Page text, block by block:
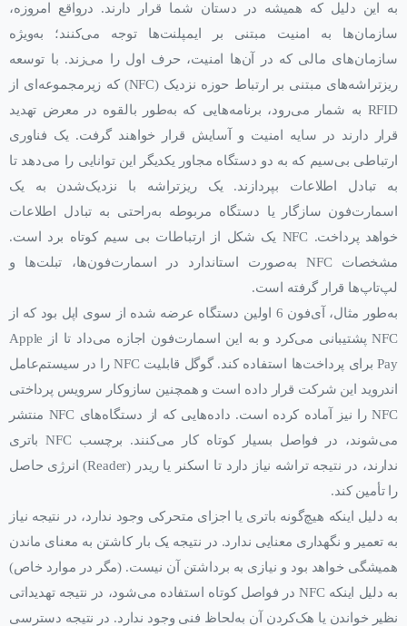
به این‌ دلیل که همیشه در دستان شما قرار دارند. درواقع امروزه،
سازمان‌ها به امنیت مبتنی بر ایمپلنت‌ها توجه می‌کنند؛ به‌ویژه
سازمان‌های مالی که در آن‌ها امنیت، حرف اول را می‌زند. با توسعه
ریزتراشه‌های مبتنی بر ارتباط حوزه نزدیک (NFC) که زیرمجموعه‌ای از
RFID به شمار می‌رود، برنامه‌هایی که به‌طور بالقوه در معرض تهدید
قرار دارند در سایه امنیت و آسایش قرار خواهند گرفت. یک فناوری
ارتباطی ‌بی‌سیم که به دو دستگاه مجاور یکدیگر این توانایی را می‌دهد تا
به تبادل اطلاعات بپردازند. یک ریزتراشه با نزدیک‌شدن به یک
اسمارت‌فون سازگار یا دستگاه مربوطه به‌راحتی به تبادل اطلاعات
خواهد پرداخت. NFC یک شکل از ارتباطات بی سیم کوتاه برد است.
مشخصات NFC به‌صورت استاندارد در اسمارت‌فون‌ها، تبلت‌ها و
لپ‌تاپ‌ها قرار گرفته است.
به‌طور مثال، آی‌فون 6 اولین دستگاه‌ عرضه شده از سوی اپل بود که از
NFC پشتیبانی می‌کرد و به این اسمارت‌فون اجازه می‌داد تا از Apple
Pay برای پرداخت‌ها استفاده کند. گوگل قابلیت NFC را در سیستم‌عامل
اندروید این شرکت قرار داده است و همچنین سازوکار سرویس پرداختی
NFC را نیز آماده کرده است. داده‌هایی که از دستگاه‌های NFC منتشر
می‌شوند، در فواصل بسیار کوتاه کار می‌کنند. برچسب NFC باتری
ندارند، در نتیجه تراشه نیاز دارد تا اسکنر یا ریدر (Reader) انرژی حاصل
را تأمین کند.
به دلیل اینکه هیچ‌گونه باتری یا اجزای متحرکی وجود ندارد، در نتیجه نیاز
به تعمیر و نگهداری معنایی ندارد. در نتیجه یک بار کاشتن به معنای ماندن
همیشگی خواهد بود و نیازی به برداشتن آن نیست. (مگر در موارد خاص)
به دلیل اینکه NFC در فواصل کوتاه استفاده می‌شود، در نتیجه تهدیداتی
نظیر خواندن یا هک‌کردن آن به‌لحاظ فنی وجود ندارد. در نتیجه دسترسی